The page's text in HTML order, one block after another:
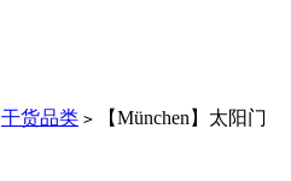
干货品类 > 【München】太阳门